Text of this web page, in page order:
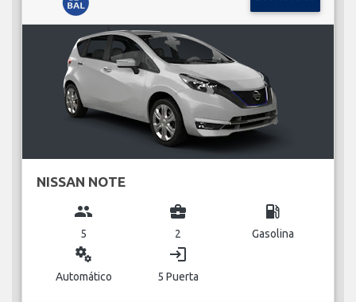
NISSAN NOTE
group
5
business_center
2
local_gas_station
Gasolina
miscellaneous_services
Automático
login
5 Puerta